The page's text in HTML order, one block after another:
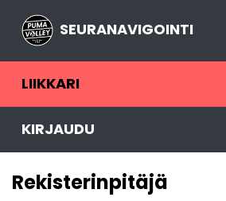
SEURANAVIGOINTI
LIIKKARI
KIRJAUDU
Rekisterinpitäjä